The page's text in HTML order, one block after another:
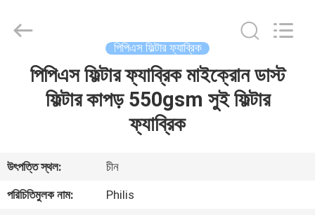
আমাদের
সম্পর্কে
Technology
Reserved.
পিপিএস ফিল্টার ফ্যাব্রিক
পিপিএস ফিল্টার ফ্যাব্রিক মাইক্রোন ডাস্ট
ফিল্টার কাপড় 550gsm সুই ফিল্টার
ফ্যাব্রিক
উৎপত্তি স্থল:
চীন
পরিচিতিমুলক নাম:
Philis